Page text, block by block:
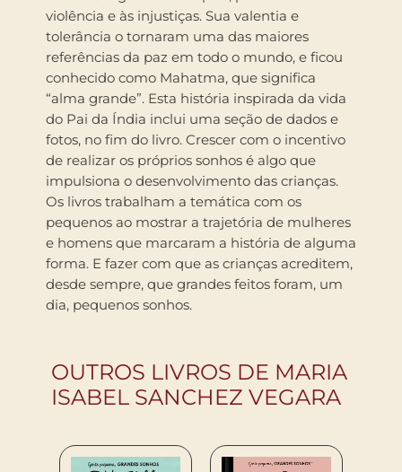
violência e às injustiças. Sua valentia e
tolerância o tornaram uma das maiores
referências da paz em todo o mundo, e ficou
conhecido como Mahatma, que significa
“alma grande”. Esta história inspirada da vida
do Pai da Índia inclui uma seção de dados e
fotos, no fim do livro. Crescer com o incentivo
de realizar os próprios sonhos é algo que
impulsiona o desenvolvimento das crianças.
Os livros trabalham a temática com os
pequenos ao mostrar a trajetória de mulheres
e homens que marcaram a história de alguma
forma. E fazer com que as crianças acreditem,
desde sempre, que grandes feitos foram, um
dia, pequenos sonhos.
OUTROS LIVROS DE MARIA
ISABEL SANCHEZ VEGARA